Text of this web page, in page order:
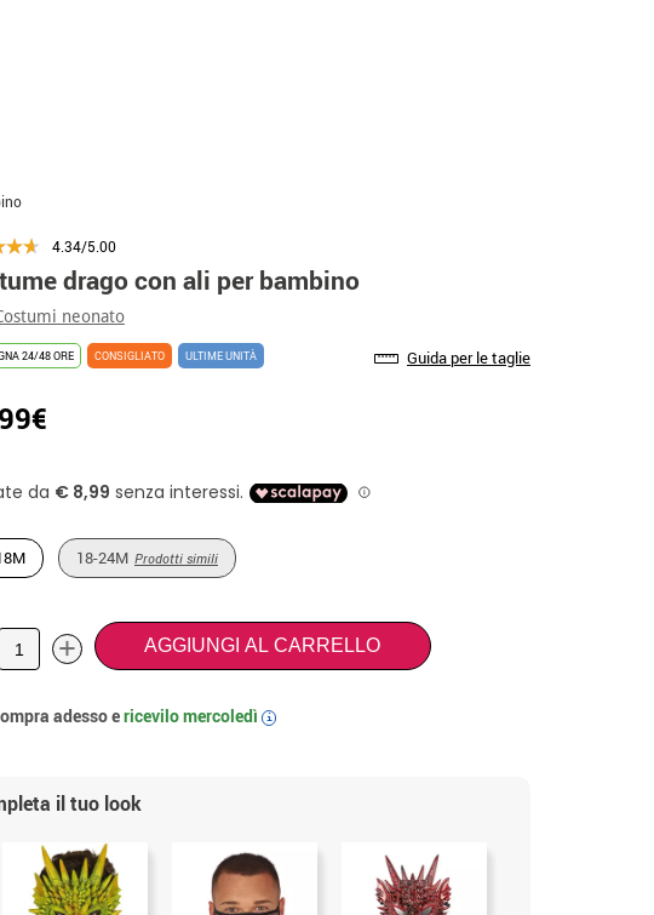
4.34/5.00
drago con ali per bambino
neonato
24/48 ORE CONSIGLIATO ULTIME UNITÀ Guida per le taglie
18-24M Prodotti simili
+ AGGIUNGI AL CARRELLO
adesso ericevilomercoledì i
il tuo look